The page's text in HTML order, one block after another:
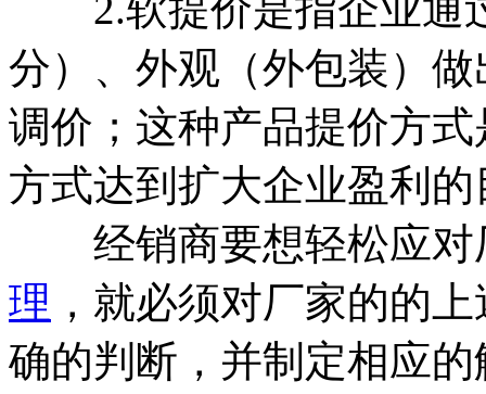
分）、外观（外包装）
调价；这种产品提价方
方式达到扩大企业盈利的
经销商要想轻松应对
理 ，就必须对厂家的的
确的判断，并制定相应